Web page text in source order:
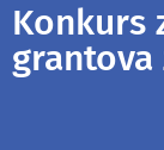
Konkurs
grantova